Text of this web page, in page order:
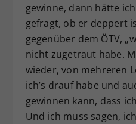
gewinne, dann hätte
gefragt, ob er deppert
gegenüber dem ÖTV,
nicht zugetraut habe.
wieder, von mehreren
ich’s drauf habe und
gewinnen kann, dass
Und ich muss sagen,